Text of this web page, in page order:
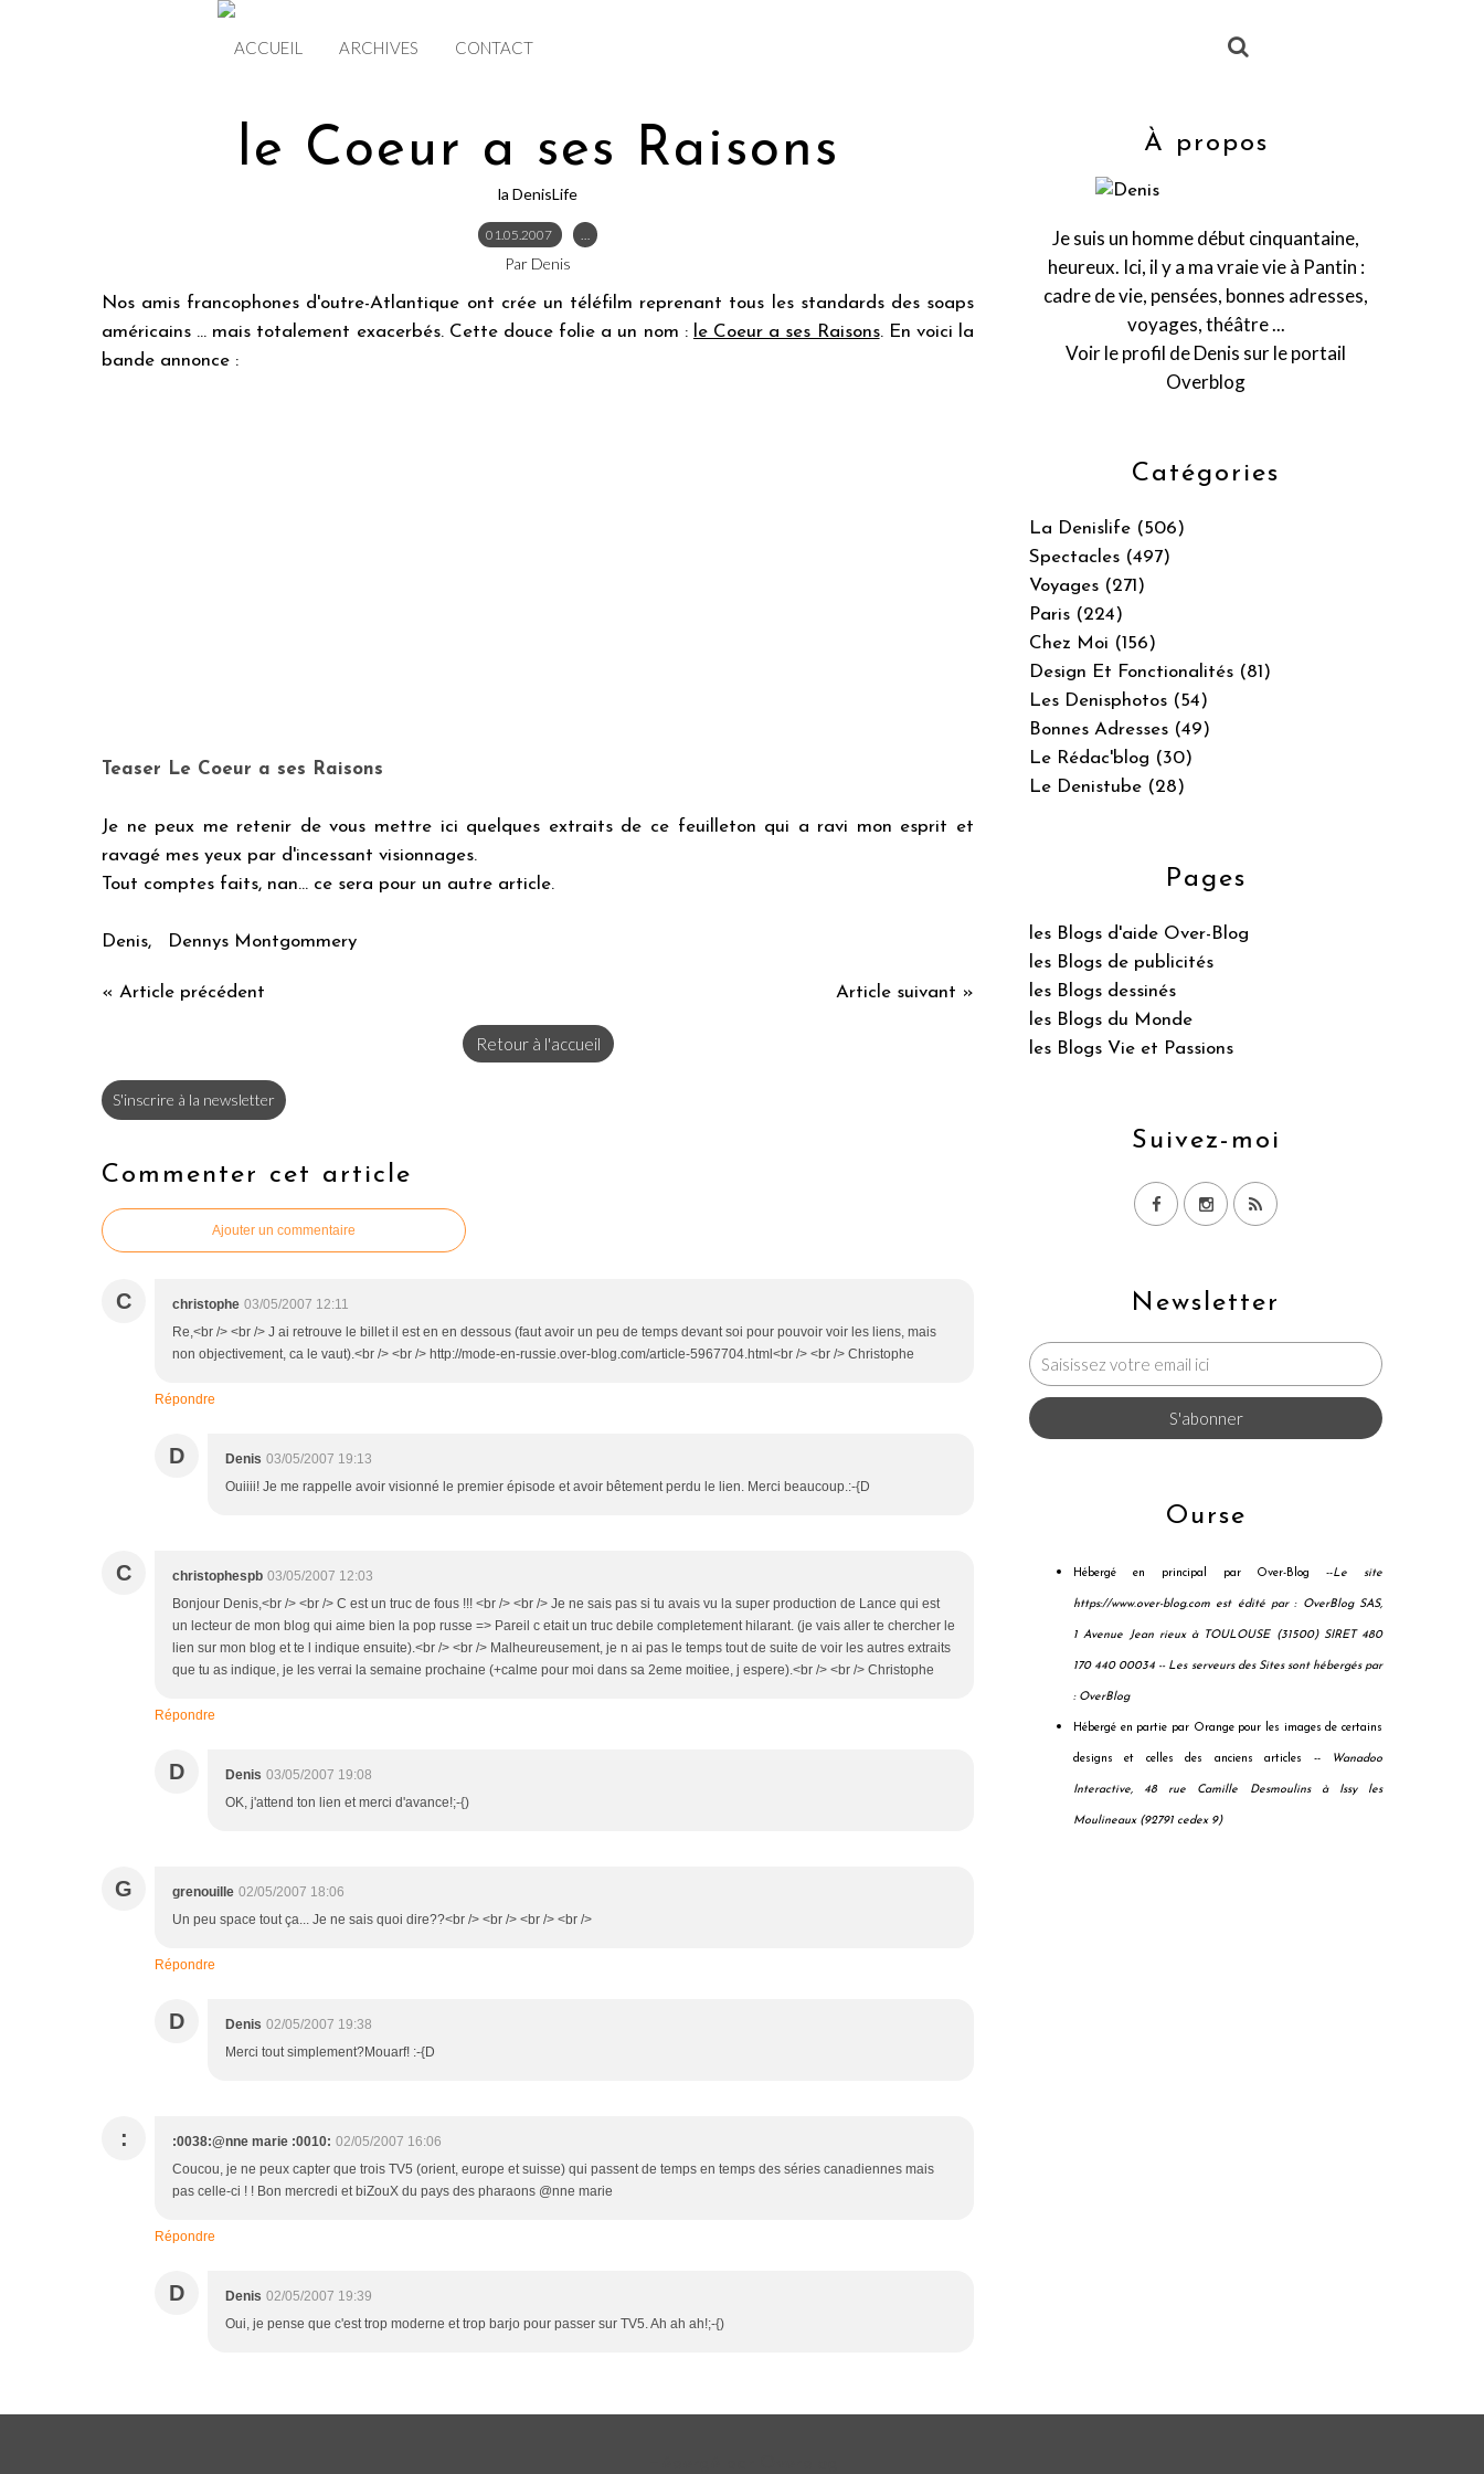
ACCUEIL ARCHIVES CONTACT
le Coeur a ses Raisons
la DenisLife
01.05.2007 …
Par Denis
Nos amis francophones d'outre-Atlantique ont crée un téléfilm reprenant tous les standards des soaps
américains ... mais totalement exacerbés. Cette douce folie a un nom : le Coeur a ses Raisons. En voici la
bande annonce :
Teaser Le Coeur a ses Raisons
Je ne peux me retenir de vous mettre ici quelques extraits de ce feuilleton qui a ravi mon esprit et
ravagé mes yeux par d'incessant visionnages.
Tout comptes faits, nan... ce sera pour un autre article.
Denis, Dennys Montgommery
« Article précédent Article suivant »
Retour à l'accueil
S'inscrire à la newsletter
Commenter cet article
Ajouter un commentaire
C christophe 03/05/2007 12:11
Re,<br /> <br /> J ai retrouve le billet il est en en dessous (faut avoir un peu de temps devant soi pour pouvoir voir les liens, mais
non objectivement, ca le vaut).<br /> <br /> http://mode-en-russie.over-blog.com/article-5967704.html<br /> <br /> Christophe
Répondre
D Denis 03/05/2007 19:13
Ouiiii! Je me rappelle avoir visionné le premier épisode et avoir bêtement perdu le lien. Merci beaucoup.:-{D
C christophespb 03/05/2007 12:03
Bonjour Denis,<br /> <br /> C est un truc de fous !!! <br /> <br /> Je ne sais pas si tu avais vu la super production de Lance qui est
un lecteur de mon blog qui aime bien la pop russe => Pareil c etait un truc debile completement hilarant. (je vais aller te chercher le
lien sur mon blog et te l indique ensuite).<br /> <br /> Malheureusement, je n ai pas le temps tout de suite de voir les autres extraits
que tu as indique, je les verrai la semaine prochaine (+calme pour moi dans sa 2eme moitiee, j espere).<br /> <br /> Christophe
Répondre
D Denis 03/05/2007 19:08
OK, j'attend ton lien et merci d'avance!;-{)
G grenouille 02/05/2007 18:06
Un peu space tout ça... Je ne sais quoi dire??<br /> <br /> <br /> <br />
Répondre
D Denis 02/05/2007 19:38
Merci tout simplement?Mouarf! :-{D
: :0038:@nne marie :0010: 02/05/2007 16:06
Coucou, je ne peux capter que trois TV5 (orient, europe et suisse) qui passent de temps en temps des séries canadiennes mais
pas celle-ci ! ! Bon mercredi et biZouX du pays des pharaons @nne marie
Répondre
D Denis 02/05/2007 19:39
Oui, je pense que c'est trop moderne et trop barjo pour passer sur TV5. Ah ah ah!;-{)
Newsletter
Catégories
La Denislife (506)
Spectacles (497)
Voyages (271)
Paris (224)
Chez Moi (156)
Design Et Fonctionalités (81)
Les Denisphotos (54)
Bonnes Adresses (49)
Le Rédac'blog (30)
Le Denistube (28)
Pages
les Blogs d'aide Over-Blog
les Blogs de publicités
les Blogs dessinés
les Blogs du Monde
les Blogs Vie et Passions
Suivez-moi
À propos
Je suis un homme début cinquantaine,
heureux. Ici, il y a ma vraie vie à Pantin :
cadre de vie, pensées, bonnes adresses,
voyages, théâtre ...
Voir le profil deDenis sur le portail
Overblog
Ourse
Hébergé en principal par Over-Blog --Le site
https://www.over-blog.com est édité par : OverBlog SAS,
1 Avenue Jean rieux à TOULOUSE (31500) SIRET 480
170 440 00034 -- Les serveurs des Sites sont hébergés par
: OverBlog
Hébergé en partie par Orange pour les images de certains
designs et celles des anciens articles -- Wanadoo
Interactive, 48 rue Camille Desmoulins à Issy les
Moulineaux (92791 cedex 9)